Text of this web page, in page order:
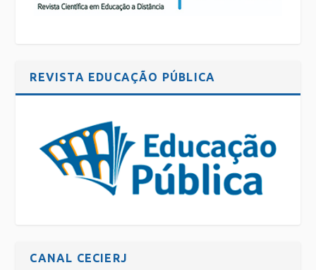
REVISTA EDUCAÇÃO PÚBLICA
CANAL CECIERJ